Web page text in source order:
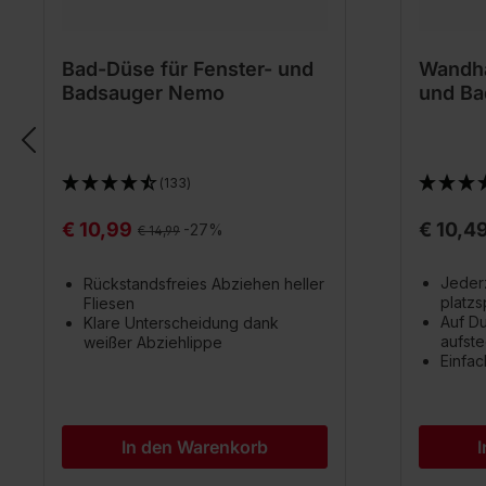
Bad-Düse für Fenster- und
Badsauger Nemo
(133)
€ 10,99 Regulärer Preis:
€ 14,99 -27%
Rückstandsfreies Abziehen heller
Fliesen
Klare Unterscheidung dank
weißer Abziehlippe
In den Warenkorb
und
€
Auf